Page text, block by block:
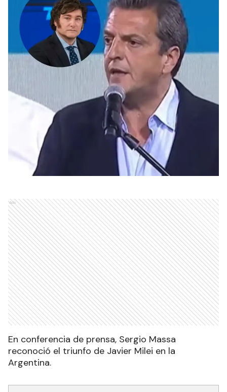
Ads
En conferencia de prensa, Sergio Massa
reconoció el triunfo de Javier Milei en la
Argentina.